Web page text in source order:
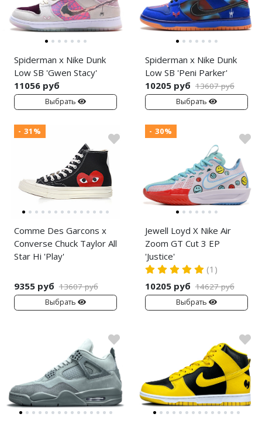
Spiderman x Nike Dunk
Low SB 'Gwen Stacy'
11056 руб
Выбрать
Spiderman x Nike Dunk
Low SB 'Peni Parker'
10205 руб 13607 руб
Выбрать
- 31%
Comme Des Garcons x
Converse Chuck Taylor All
Star Hi 'Play'
9355 руб 13607 руб
Выбрать
- 30%
Jewell Loyd X Nike Air
Zoom GT Cut 3 EP
'Justice'
(1)
10205 руб 14627 руб
Выбрать